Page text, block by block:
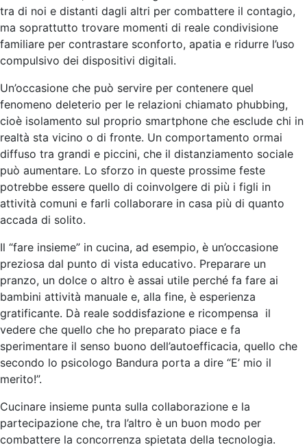
tra di noi e distanti dagli altri per combattere il contagio,
ma soprattutto trovare momenti di reale condivisione
familiare per contrastare sconforto, apatia e ridurre l’uso
compulsivo dei dispositivi digitali.
Un’occasione che può servire per contenere quel
fenomeno deleterio per le relazioni chiamato phubbing,
cioè isolamento sul proprio smartphone che esclude chi in
realtà sta vicino o di fronte. Un comportamento ormai
diffuso tra grandi e piccini, che il distanziamento sociale
può aumentare. Lo sforzo in queste prossime feste
potrebbe essere quello di coinvolgere di più i figli in
attività comuni e farli collaborare in casa più di quanto
accada di solito.
Il “fare insieme” in cucina, ad esempio, è un’occasione
preziosa dal punto di vista educativo. Preparare un
pranzo, un dolce o altro è assai utile perché fa fare ai
bambini attività manuale e, alla fine, è esperienza
gratificante. Dà reale soddisfazione e ricompensa il
vedere che quello che ho preparato piace e fa
sperimentare il senso buono dell’autoefficacia, quello che
secondo lo psicologo Bandura porta a dire “E’ mio il
merito!”.
Cucinare insieme punta sulla collaborazione e la
partecipazione che, tra l’altro è un buon modo per
combattere la concorrenza spietata della tecnologia.